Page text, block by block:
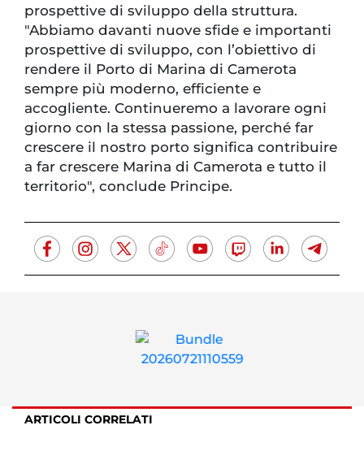
prospettive di sviluppo della struttura.
"Abbiamo davanti nuove sfide e importanti
prospettive di sviluppo, con l’obiettivo di
rendere il Porto di Marina di Camerota
sempre più moderno, efficiente e
accogliente. Continueremo a lavorare ogni
giorno con la stessa passione, perché far
crescere il nostro porto significa contribuire
a far crescere Marina di Camerota e tutto il
territorio", conclude Principe.
ARTICOLI CORRELATI